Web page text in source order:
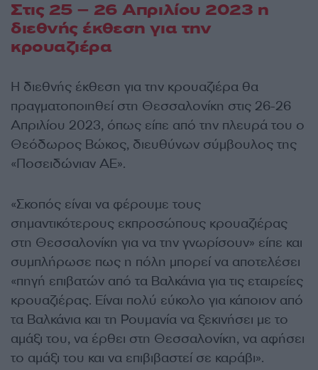
Στις 25 – 26 Απριλίου 2023 η
διεθνής έκθεση για την
κρουαζιέρα
Η διεθνής έκθεση για την κρουαζιέρα θα
πραγματοποιηθεί στη Θεσσαλονίκη στις 26-26
Απριλίου 2023, όπως είπε από την πλευρά του ο
Θεόδωρος Βώκος, διευθύνων σύμβουλος της
«Ποσειδώνιαν ΑΕ».
«Σκοπός είναι να φέρουμε τους
σημαντικότερους εκπροσώπους κρουαζιέρας
στη Θεσσαλονίκη για να την γνωρίσουν» είπε και
συμπλήρωσε πως η πόλη μπορεί να αποτελέσει
«πηγή επιβατών από τα Βαλκάνια για τις εταιρείες
κρουαζιέρας. Είναι πολύ εύκολο για κάποιον από
τα Βαλκάνια και τη Ρουμανία να ξεκινήσει με το
αμάξι του, να έρθει στη Θεσσαλονίκη, να αφήσει
το αμάξι του και να επιβιβαστεί σε καράβι».